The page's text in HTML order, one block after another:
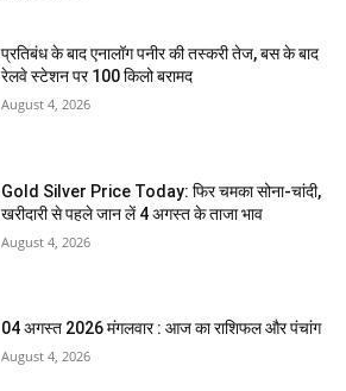
प्रतिबंध के बाद एनालॉग पनीर की तस्करी तेज, बस के बाद
रेलवे स्टेशन पर 100 किलो बरामद
August 4, 2026
Gold Silver Price Today: फिर चमका सोना-चांदी,
खरीदारी से पहले जान लें 4 अगस्त के ताजा भाव
August 4, 2026
04 अगस्त 2026 मंगलवार : आज का राशिफल और पंचांग
August 4, 2026